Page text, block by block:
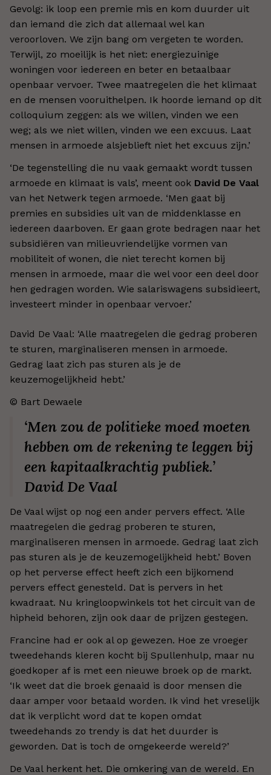
Gevolg: ik loop een premie mis en kom duurder uit
dan iemand die zich dat allemaal wel kan
veroorloven. We zijn bang om vergeten te worden.
Terwijl, zo moeilijk is het niet: energiezuinige
woningen voor iedereen en beter en betaalbaar
openbaar vervoer. Twee maatregelen die het klimaat
en de mensen vooruithelpen. Ik hoorde iemand op dit
colloquium zeggen: als we willen, vinden we een
weg; als we niet willen, vinden we een excuus. Laat
mensen in armoede alsjeblieft niet het excuus zijn.’
‘De tegenstelling die nu vaak gemaakt wordt tussen
armoede en klimaat is vals’, meent ook David De Vaal
van het Netwerk tegen armoede. ‘Men gaat bij
premies en subsidies uit van de middenklasse en
iedereen daarboven. Er gaan grote bedragen naar het
subsidiëren van milieuvriendelijke vormen van
mobiliteit of wonen, die niet terecht komen bij
mensen in armoede, maar die wel voor een deel door
hen gedragen worden. Wie salariswagens subsidieert,
investeert minder in openbaar vervoer.’
David De Vaal: ‘Alle maatregelen die gedrag proberen
te sturen, marginaliseren mensen in armoede.
Gedrag laat zich pas sturen als je de
keuzemogelijkheid hebt.’
© Bart Dewaele
‘Men zou de politieke moed moeten
hebben om de rekening te leggen bij
een kapitaalkrachtig publiek.’
David De Vaal
De Vaal wijst op nog een ander pervers effect. ‘Alle
maatregelen die gedrag proberen te sturen,
marginaliseren mensen in armoede. Gedrag laat zich
pas sturen als je de keuzemogelijkheid hebt.’ Boven
op het perverse effect heeft zich een bijkomend
pervers effect genesteld. Dat is pervers in het
kwadraat. Nu kringloopwinkels tot het circuit van de
hipheid behoren, zijn ook daar de prijzen gestegen.
Francine had er ook al op gewezen. Hoe ze vroeger
tweedehands kleren kocht bij Spullenhulp, maar nu
goedkoper af is met een nieuwe broek op de markt.
‘Ik weet dat die broek genaaid is door mensen die
daar amper voor betaald worden. Ik vind het vreselijk
dat ik verplicht word dat te kopen omdat
tweedehands zo trendy is dat het duurder is
geworden. Dat is toch de omgekeerde wereld?’
De Vaal herkent het. Die omkering van de wereld. En